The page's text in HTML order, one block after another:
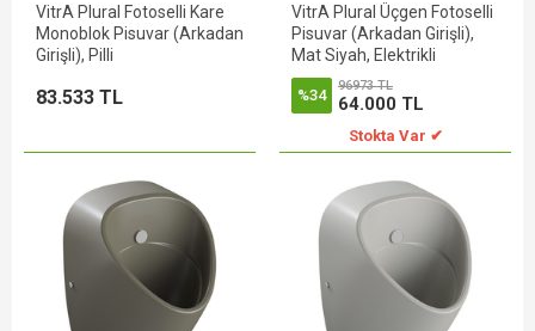
VitrA Plural Fotoselli Kare
Monoblok Pisuvar (Arkadan
Girişli), Pilli
83.533 TL
VitrA Plural Üçgen Fotoselli
Pisuvar (Arkadan Girişli),
Mat Siyah, Elektrikli
%34
96973 TL
64.000 TL
Stokta Var ✔